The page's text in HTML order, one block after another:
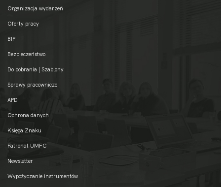
Organizacja wydarzeń
Oferty pracy
BIP
Bezpieczeństwo
Do pobrania | Szablony
Sprawy pracownicze
APD
Ochrona danych
Księga Znaku
Patronat UMFC
Newsletter
Wypożyczanie instrumentów